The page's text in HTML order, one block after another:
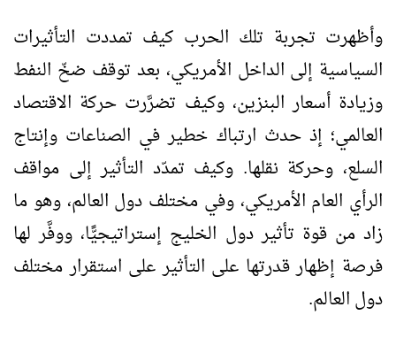
وأظهرت تجربة تلك الحرب كيف تمددت التأثيرات
السياسية إلى الداخل الأمريكي، بعد توقف ضخّ النفط
وزيادة أسعار البنزين، وكيف تضرَّرت حركة الاقتصاد
العالمي؛ إذ حدث ارتباك خطير في الصناعات وإنتاج
السلع، وحركة نقلها. وكيف تمدّد التأثير إلى مواقف
الرأي العام الأمريكي، وفي مختلف دول العالم، وهو ما
زاد من قوة تأثير دول الخليج إستراتيجيًّا، ووفَّر لها
فرصة إظهار قدرتها على التأثير على استقرار مختلف
دول العالم.